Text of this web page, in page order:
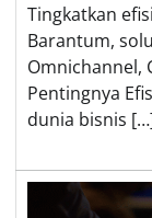
Tingkatkan
Barantum,
Omnichannel,
Pentingnya
dunia bisnis